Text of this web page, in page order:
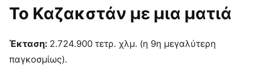
Το Καζακστάν με μια ματιά
Έκταση: 2.724.900 τετρ. χλμ. (η 9η μεγαλύτερη
παγκοσμίως).